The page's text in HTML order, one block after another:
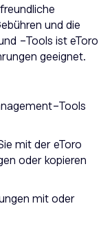
und die
-Tools ist eToro
geeignet.
Tools
mit der eToro
oder kopieren
mit oder